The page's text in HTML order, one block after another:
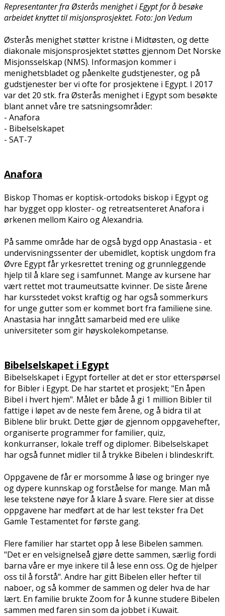
Representanter fra Østerås menighet i Egypt for å besøke
arbeidet knyttet til misjonsprosjektet. Foto: Jon Vedum
Østerås menighet støtter kristne i Midtøsten, og dette
diakonale misjonsprosjektet støttes gjennom Det Norske
Misjonsselskap (NMS). Informasjon kommer i
menighetsbladet og påenkelte gudstjenester, og på
gudstjenester ber vi ofte for prosjektene i Egypt. I 2017
var det 20 stk. fra Østerås menighet i Egypt som besøkte
blant annet våre tre satsningsområder:
- Anafora
- Bibelselskapet
- SAT-7
Anafora
Biskop Thomas er koptisk-ortodoks biskop i Egypt og
har bygget opp kloster- og retreatsenteret Anafora i
ørkenen mellom Kairo og Alexandria.
På samme område har de også bygd opp Anastasia - et
undervisningssenter der ubemidlet, koptisk ungdom fra
Øvre Egypt får yrkesrettet trening og grunnleggende
hjelp til å klare seg i samfunnet. Mange av kursene har
vært rettet mot traumeutsatte kvinner. De siste årene
har kursstedet vokst kraftig og har også sommerkurs
for unge gutter som er kommet bort fra familiene sine.
Anastasia har inngått samarbeid med flere ulike
universiteter som gir høyskolekompetanse.
Bibelselskapet i Egypt
Bibelselskapet i Egypt forteller at det er stor etterspørsel
for Bibler i Egypt. De har startet et prosjekt; "En åpen
Bibel i hvert hjem". Målet er både å gi 1 million Bibler til
fattige i løpet av de neste fem årene, og å bidra til at
Biblene blir brukt. Dette gjør de gjennom oppgavehefter,
organiserte programmer for familier, quiz,
konkurranser, lokale treff og diplomer. Bibelselskapet
har også funnet midler til å trykke Bibelen i blindeskrift.
Oppgavene de får er morsomme å løse og bringer nye
og dypere kunnskap og forståelse for mange. Man må
lese tekstene nøye for å klare å svare. Flere sier at disse
oppgavene har medført at de har lest tekster fra Det
Gamle Testamentet for første gang.
Flere familier har startet opp å lese Bibelen sammen.
"Det er en velsignelseå gjøre dette sammen, særlig fordi
barna våre er mye flinkere til å lese enn oss. Og de hjelper
oss til å forstå". Andre har gitt Bibelen eller hefter til
naboer, og så kommer de sammen og deler hva de har
lært. En familie brukte Zoom for å kunne studere Bibelen
sammen med faren sin som da jobbet i Kuwait.